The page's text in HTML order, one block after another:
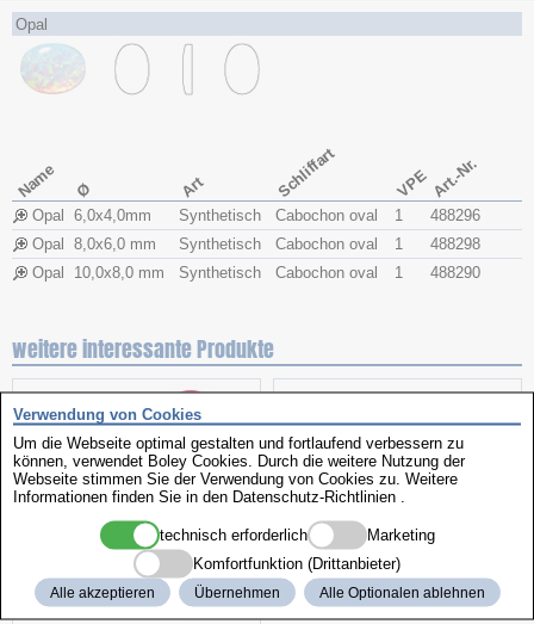
Opal
Name Ø Art Schliffart VPE Art.-Nr.
Opal 6,0x​4,0mm Synthetisch Cabochon oval 1
488296
Opal
8,0x​6,0 mm Synthetisch Cabochon oval 1
488298
Opal
10,0x​8,0 mm Synthetisch Cabochon oval 1 488290
weitere interessante Produkte
Aktionspaket Perlschalen
Verwendung von Cookies
Um die Webseite optimal gestalten und fortlaufend verbessern zu
können, verwendet Boley Cookies. Durch die weitere Nutzung der
Webseite stimmen Sie der Verwendung von Cookies zu. Weitere
Informationen finden Sie in den Datenschutz-Richtlinien
technisch erforderlich
Marketing
Komfortfunktion (Drittanbieter)
Alle akzeptieren Übernehmen Alle Optionalen ablehnen